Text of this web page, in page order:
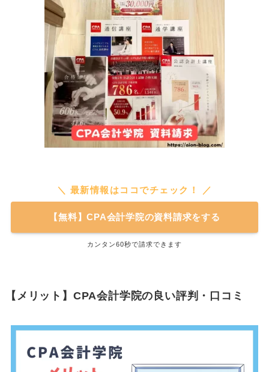
＼ 最新情報はココでチェック！ ／
【無料】CPA会計学院の資料請求をする
カンタン60秒で請求できます
【メリット】CPA会計学院の良い評判・口コミ